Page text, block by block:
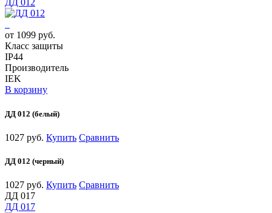
ДД 012
от 1099 руб.
Класс защиты
IP44
Производитель
IEK
В корзину
ДД 012 (белый)
1027 руб. Купить Сравнить
ДД 012 (черный)
1027 руб. Купить Сравнить
ДД 017
ДД 017